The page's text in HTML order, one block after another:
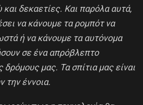
και δεκαετίες. Και παρόλα αυτά,
να κάνουμε τα ρομπότ να
ή να κάνουμε τα αυτόνομα
σε ένα απρόβλεπτο
δρόμους μας. Τα σπίτια μας είναι
την έννοια.